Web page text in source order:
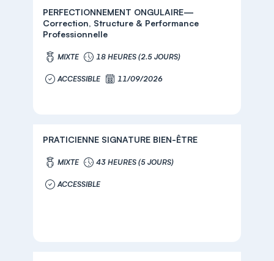
PERFECTIONNEMENT ONGULAIRE—
Correction, Structure & Performance
Professionnelle
MIXTE 18 HEURES (2.5 JOURS)
ACCESSIBLE 11/09/2026
PRATICIENNE SIGNATURE BIEN-ÊTRE
MIXTE 43 HEURES (5 JOURS)
ACCESSIBLE